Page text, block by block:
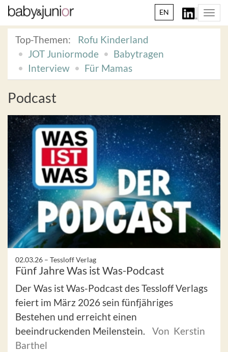
EN
Top-Themen:
Rofu Kinderland
JOT Juniormode
Babytragen
Interview
Für Mamas
Podcast
02.03.26 – Tessloff Verlag
Fünf Jahre Was ist Was-Podcast
Der Was ist Was-Podcast des Tessloff Verlags
feiert im März 2026 sein fünfjähriges
Bestehen und erreicht einen
beeindruckenden Meilenstein.
Von Kerstin
Barthel